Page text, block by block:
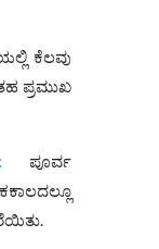
ಕೆಲವು
ಪ್ರಮುಖ
ಪೂರ್ವ